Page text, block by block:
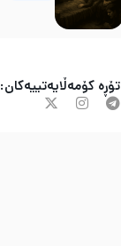
تۆڕە کۆمەڵایەتییەکان: